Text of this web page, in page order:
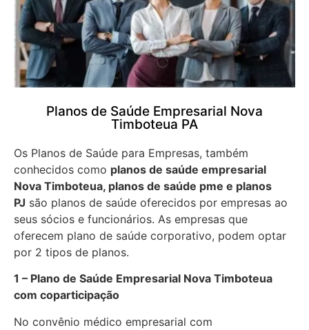
Planos de Saúde Empresarial Nova
Timboteua PA
Os Planos de Saúde para Empresas, também
conhecidos como planos de saúde empresarial
Nova Timboteua, planos de saúde pme e planos
PJ são planos de saúde oferecidos por empresas ao
seus sócios e funcionários. As empresas que
oferecem plano de saúde corporativo, podem optar
por 2 tipos de planos.
1 – Plano de Saúde Empresarial Nova Timboteua
com coparticipação
No convênio médico empresarial com